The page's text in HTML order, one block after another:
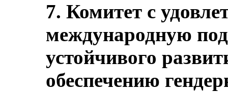
7. Комитет с
международную
устойчивого
обеспечению